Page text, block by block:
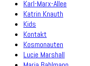
Karl-Marx-Allee
Katrin Knauth
Kids
Kontakt
Kosmonauten
Lucie Marshall